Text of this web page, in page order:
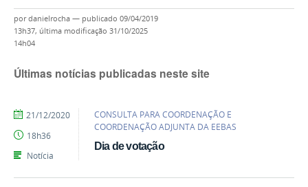
pordanielrocha — publicado 09/04/2019
13h37, última modificação 31/10/2025
14h04
Últimas notícias publicadas neste site
CONSULTA PARA COORDENAÇÃO E
COORDENAÇÃO ADJUNTA DA EEBAS
Dia de votação
por
publicado
21/12/2020
18h36
Notícia